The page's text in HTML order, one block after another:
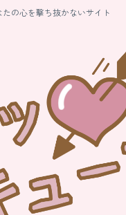
たの心を撃ち抜かないサイト